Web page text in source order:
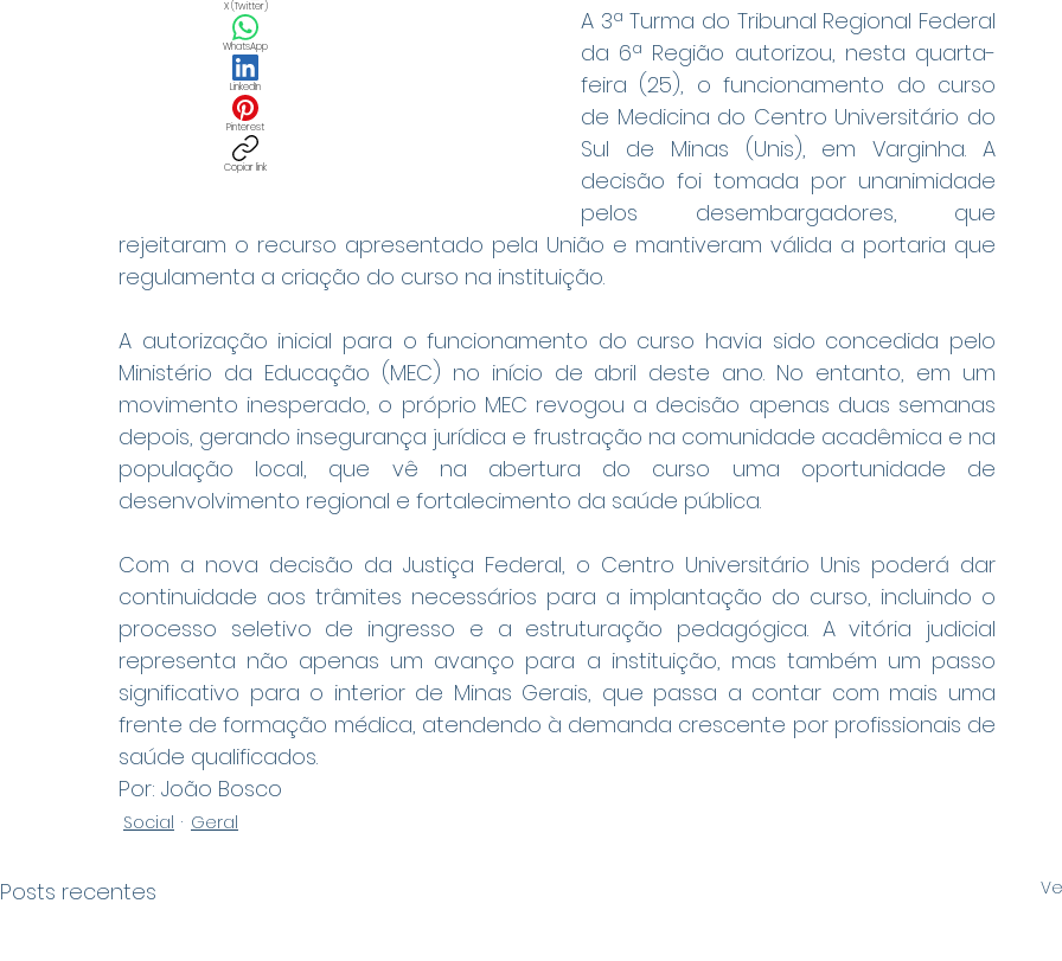
A 3ª Turma do Tribunal Regional Federal
da 6ª Região autorizou, nesta quarta-
feira (25), o funcionamento do curso
de Medicina do Centro Universitário do
Sul de Minas (Unis), em Varginha. A
decisão foi tomada por unanimidade
pelos desembargadores, que
rejeitaram o recurso apresentado pela União e mantiveram válida a portaria que
regulamenta a criação do curso na instituição.
A autorização inicial para o funcionamento do curso havia sido concedida pelo
Ministério da Educação (MEC) no início de abril deste ano. No entanto, em um
movimento inesperado, o próprio MEC revogou a decisão apenas duas semanas
depois, gerando insegurança jurídica e frustração na comunidade acadêmica e na
população local, que vê na abertura do curso uma oportunidade de
desenvolvimento regional e fortalecimento da saúde pública.
Com a nova decisão da Justiça Federal, o Centro Universitário Unis poderá dar
continuidade aos trâmites necessários para a implantação do curso, incluindo o
processo seletivo de ingresso e a estruturação pedagógica. A vitória judicial
representa não apenas um avanço para a instituição, mas também um passo
significativo para o interior de Minas Gerais, que passa a contar com mais uma
frente de formação médica, atendendo à demanda crescente por profissionais de
saúde qualificados.
Por: João Bosco
Social Geral
Posts recentes
X (Twitter)
WhatsApp
LinkedIn
Pinterest
Copiar link